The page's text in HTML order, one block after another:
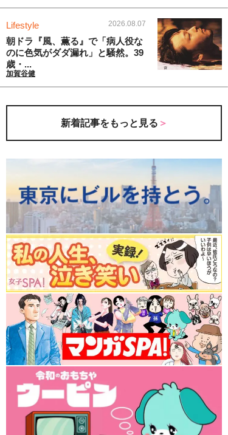
Lifestyle 2026.08.07
朝ドラ『風、薫る』で「病人役な
のに色気がダダ漏れ」と騒然。39
歳・...
加賀谷健
新着記事をもっと見る